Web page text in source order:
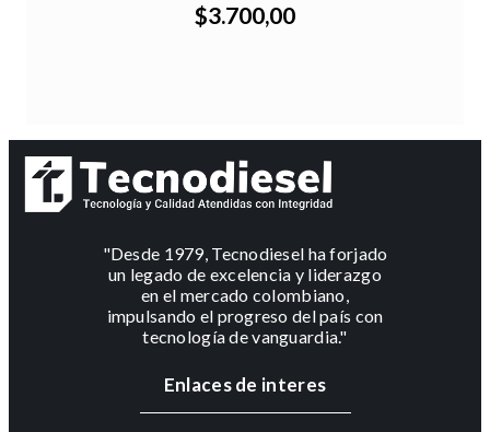
$3.700,00
"Desde 1979, Tecnodiesel ha forjado
un legado de excelencia y liderazgo
en el mercado colombiano,
impulsando el progreso del país con
tecnología de vanguardia."
Enlaces de interes